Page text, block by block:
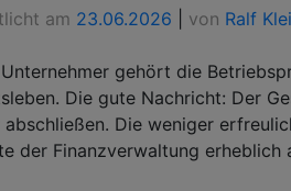
am 23.06.2026 von Ralf
gehört die
Die gute Nachricht: Der
abschließen. Die weniger
der Finanzverwaltung erheblich